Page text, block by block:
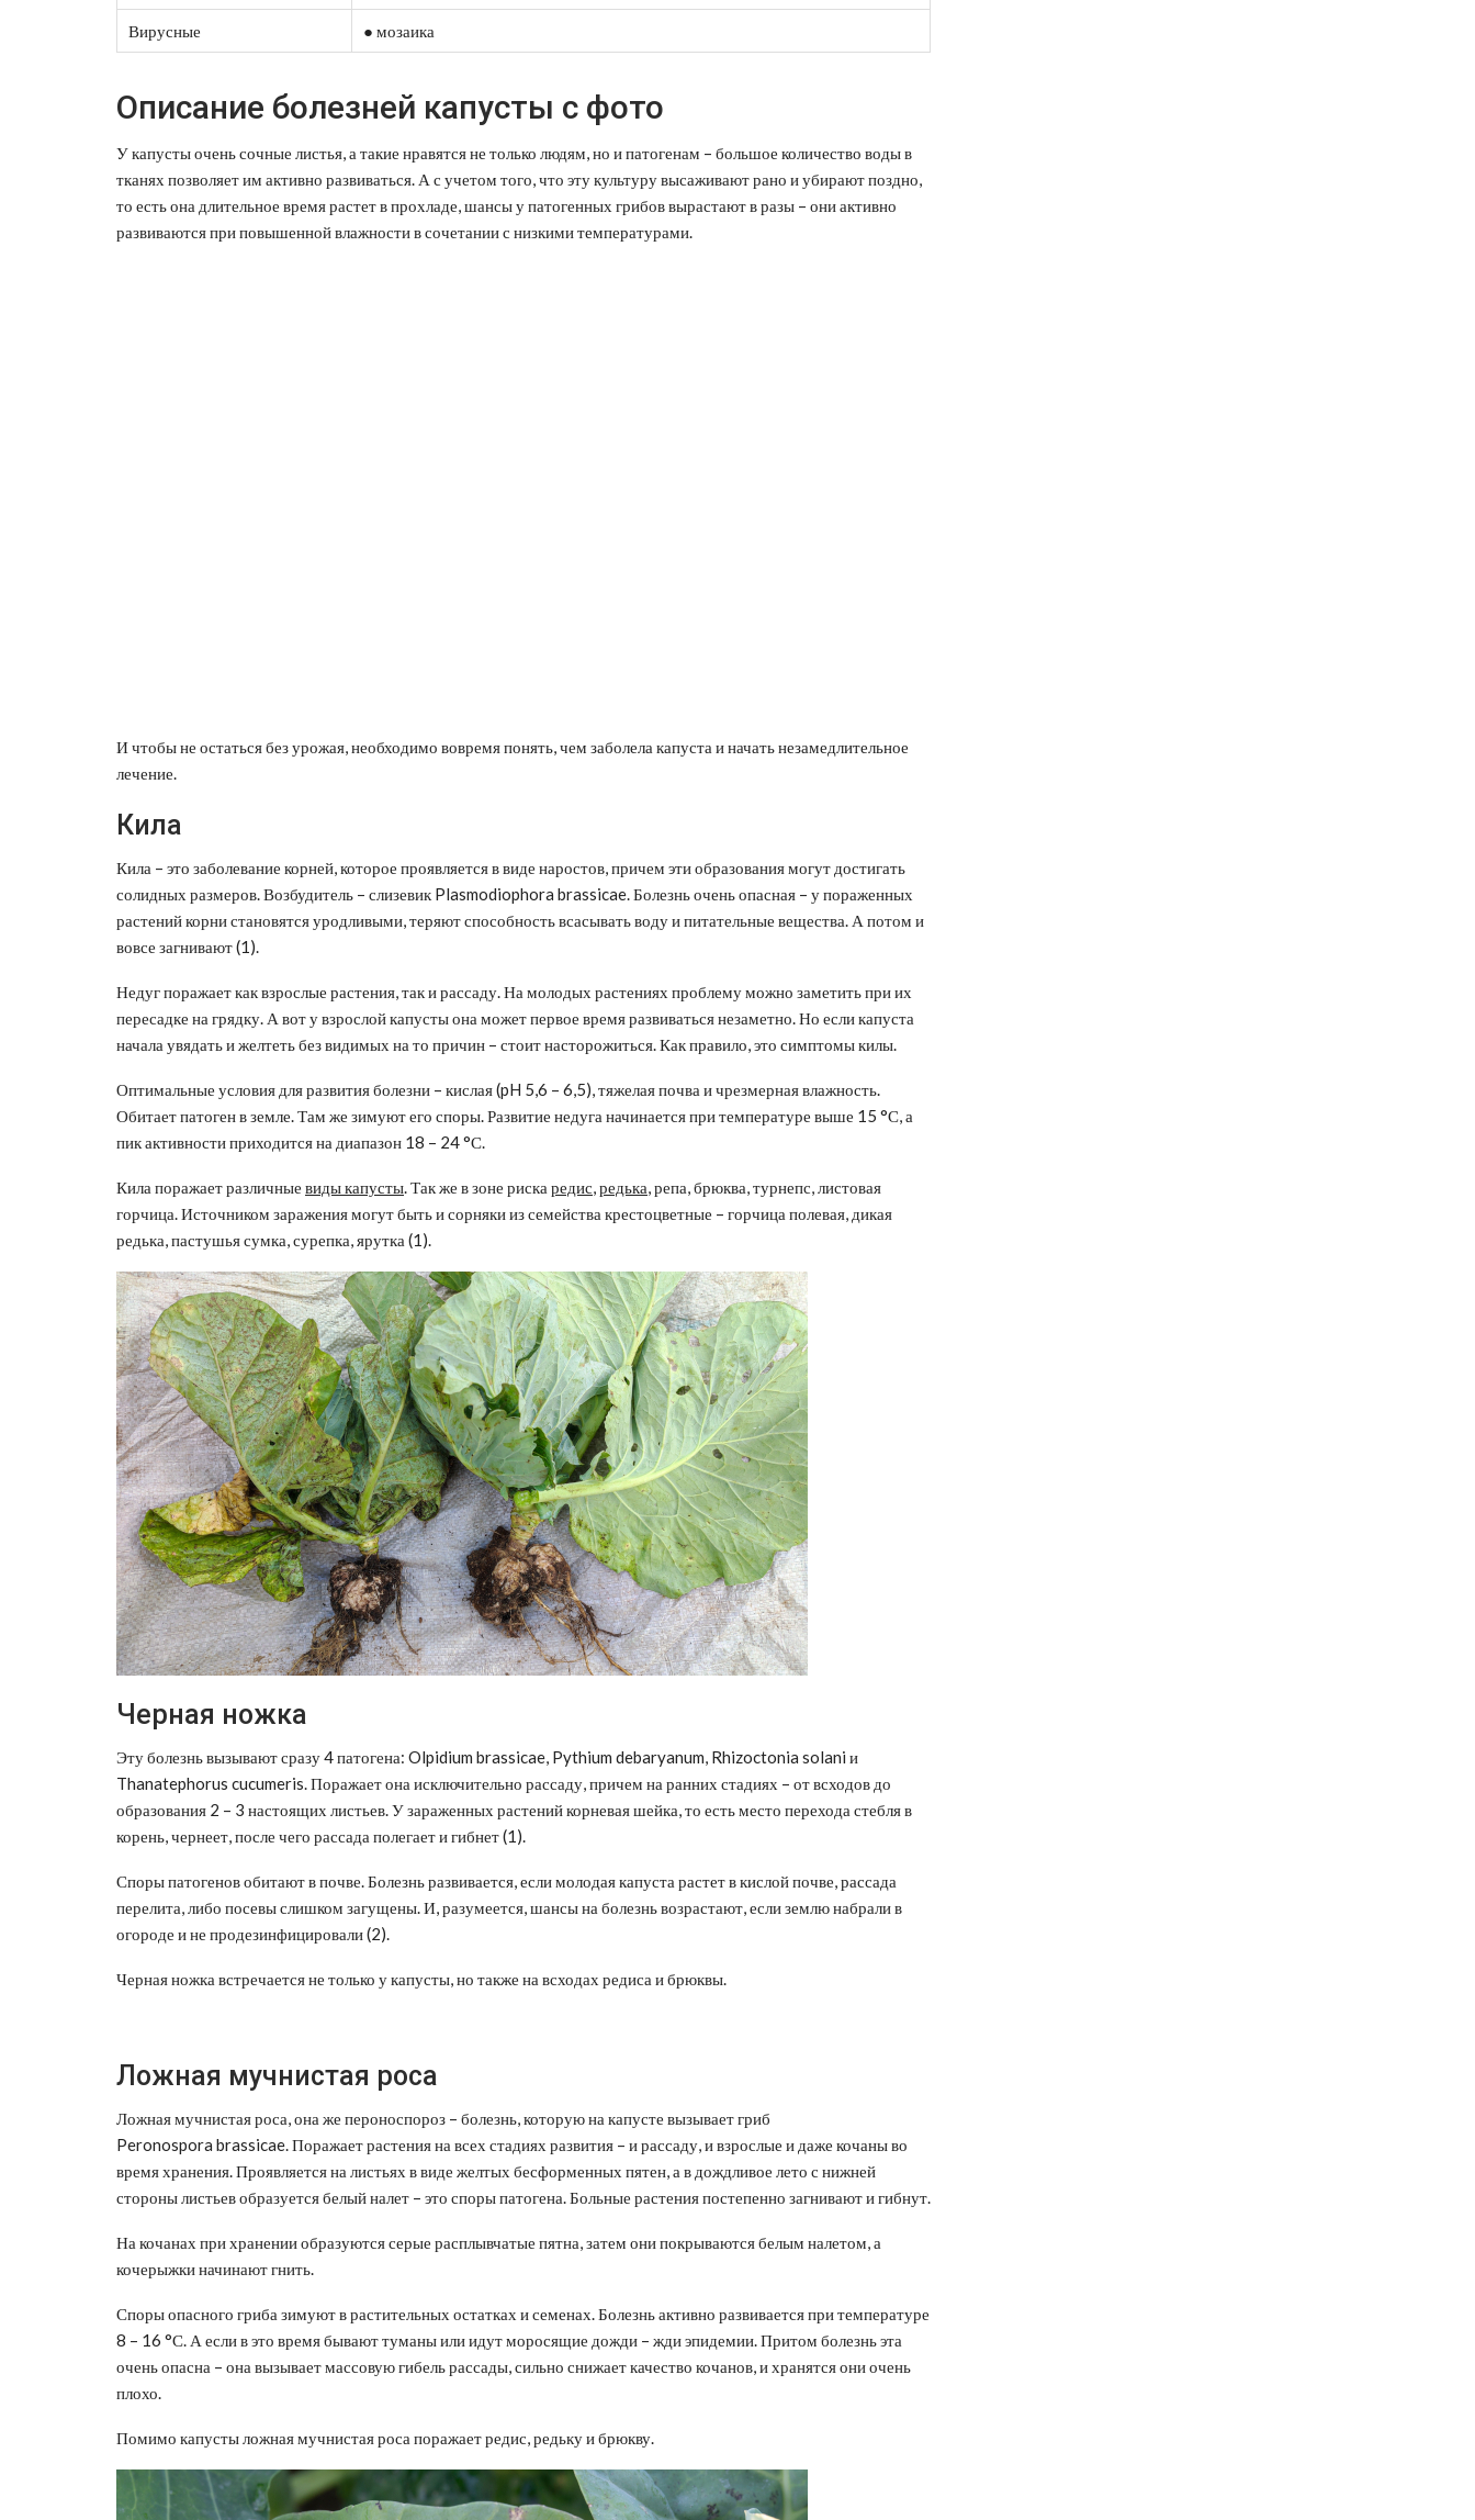
Вирусные ● мозаика
Описание болезней капусты с фото
У капусты очень сочные листья, а такие нравятся не только людям, но и патогенам – большое количество воды в
тканях позволяет им активно развиваться. А с учетом того, что эту культуру высаживают рано и убирают поздно,
то есть она длительное время растет в прохладе, шансы у патогенных грибов вырастают в разы – они активно
развиваются при повышенной влажности в сочетании с низкими температурами.
И чтобы не остаться без урожая, необходимо вовремя понять, чем заболела капуста и начать незамедлительное
лечение.
Кила
Кила – это заболевание корней, которое проявляется в виде наростов, причем эти образования могут достигать
солидных размеров. Возбудитель – слизевик Plasmodiophora brassicae. Болезнь очень опасная – у пораженных
растений корни становятся уродливыми, теряют способность всасывать воду и питательные вещества. А потом и
вовсе загнивают (1).
Недуг поражает как взрослые растения, так и рассаду. На молодых растениях проблему можно заметить при их
пересадке на грядку. А вот у взрослой капусты она может первое время развиваться незаметно. Но если капуста
начала увядать и желтеть без видимых на то причин – стоит насторожиться. Как правило, это симптомы килы.
Оптимальные условия для развития болезни – кислая (pH 5,6 – 6,5), тяжелая почва и чрезмерная влажность.
Обитает патоген в земле. Там же зимуют его споры. Развитие недуга начинается при температуре выше 15 °С, а
пик активности приходится на диапазон 18 – 24 °С.
Кила поражает различные виды капусты. Так же в зоне риска редис,редька, репа, брюква, турнепс, листовая
горчица. Источником заражения могут быть и сорняки из семейства крестоцветные – горчица полевая, дикая
редька, пастушья сумка, сурепка, ярутка (1).
Черная ножка
Эту болезнь вызывают сразу 4 патогена: Olpidium brassicae, Pythium debaryanum, Rhizoctonia solani и
Thanatephorus cucumeris. Поражает она исключительно рассаду, причем на ранних стадиях – от всходов до
образования 2 – 3 настоящих листьев. У зараженных растений корневая шейка, то есть место перехода стебля в
корень, чернеет, после чего рассада полегает и гибнет (1).
Споры патогенов обитают в почве. Болезнь развивается, если молодая капуста растет в кислой почве, рассада
перелита, либо посевы слишком загущены. И, разумеется, шансы на болезнь возрастают, если землю набрали в
огороде и не продезинфицировали (2).
Черная ножка встречается не только у капусты, но также на всходах редиса и брюквы.
Ложная мучнистая роса
Ложная мучнистая роса, она же пероноспороз – болезнь, которую на капусте вызывает гриб
Peronospora brassicae. Поражает растения на всех стадиях развития – и рассаду, и взрослые и даже кочаны во
время хранения. Проявляется на листьях в виде желтых бесформенных пятен, а в дождливое лето с нижней
стороны листьев образуется белый налет – это споры патогена. Больные растения постепенно загнивают и гибнут.
На кочанах при хранении образуются серые расплывчатые пятна, затем они покрываются белым налетом, а
кочерыжки начинают гнить.
Споры опасного гриба зимуют в растительных остатках и семенах. Болезнь активно развивается при температуре
8 – 16 °С. А если в это время бывают туманы или идут моросящие дожди – жди эпидемии. Притом болезнь эта
очень опасна – она вызывает массовую гибель рассады, сильно снижает качество кочанов, и хранятся они очень
плохо.
Помимо капусты ложная мучнистая роса поражает редис, редьку и брюкву.